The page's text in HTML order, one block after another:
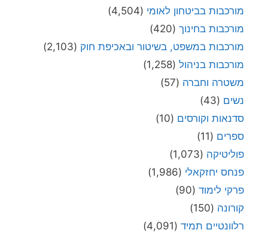
מורכבות בביטחון לאומי (4,504)
מורכבות בחינוך (420)
מורכבות במשפט, בשיטור ובאכיפת חוק (2,103)
מורכבות בניהול (1,258)
משטרה וחברה (57)
נשים (43)
סדנאות וקורסים (10)
ספרים (11)
פוליטיקה (1,073)
פנחס יחזקאלי (1,986)
פרקי לימוד (90)
קורונה (150)
רלוונטיים תמיד (4,091)